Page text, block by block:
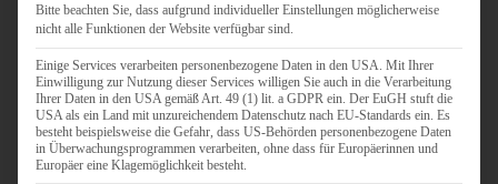
FLEISCH & FISCH
GRILLEN / BARBECUE
HERZHAFTES BACKEN
ONE-POT-GERICHTE
PASTA & NUDELGERICHTE
PIZZA, TARTES & QUICHES
REIS & RISOTTO
Bitte beachten Sie, dass aufgrund individueller Einstellungen möglicherweise
nicht alle Funktionen der Website verfügbar sind.
Einige Services verarbeiten personenbezogene Daten in den USA. Mit Ihrer
Einwilligung zur Nutzung dieser Services willigen Sie auch in die Verarbeitung
Ihrer Daten in den USA gemäß Art. 49 (1) lit. a GDPR ein. Der EuGH stuft die
USA als ein Land mit unzureichendem Datenschutz nach EU-Standards ein. Es
besteht beispielsweise die Gefahr, dass US-Behörden personenbezogene Daten
in Überwachungsprogrammen verarbeiten, ohne dass für Europäerinnen und
Europäer eine Klagemöglichkeit besteht.